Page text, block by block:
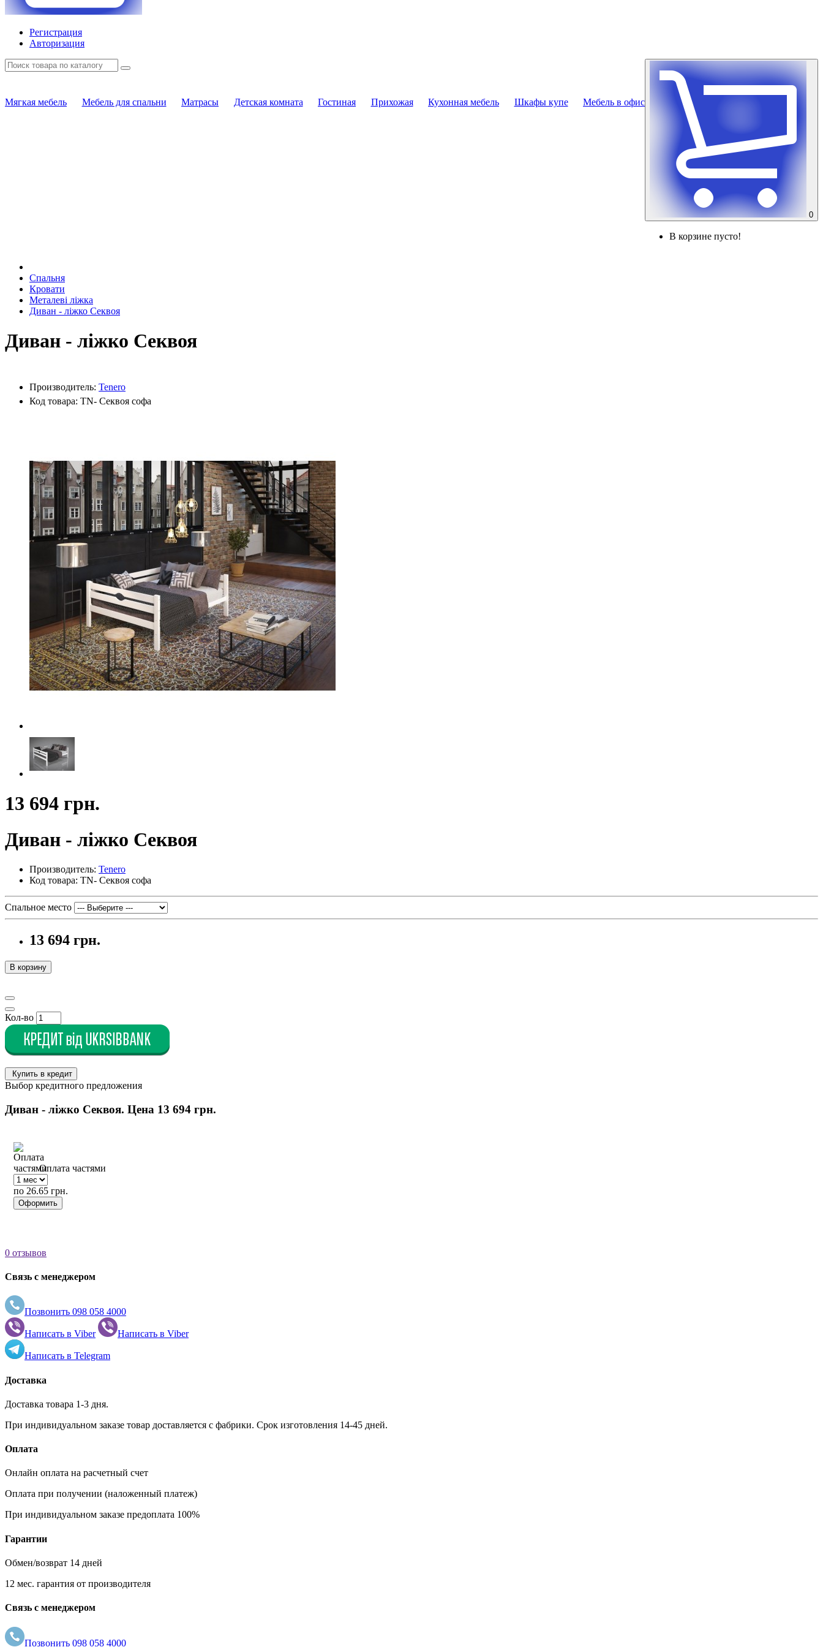
Регистрация
Авторизация
0
В корзине пусто!
Мягкая мебель Мебель для спальни Матрасы Детская комната Гостиная Прихожая Кухонная мебель Шкафы купе Мебель в офис
Спальня
Кровати
Металеві ліжка
Диван - ліжко Секвоя
Диван - ліжко Секвоя
Производитель: Tenero
Код товара: TN- Секвоя софа
13 694 грн.
Диван - ліжко Секвоя
Производитель: Tenero
Код товара: TN- Секвоя софа
Спальное место
13 694 грн.
В корзину
Кол-во
Купить в кредит
Выбор кредитного предложения
Диван - ліжко Секвоя. Цена 13 694 грн.
Оплата частями
по 26.65 грн.
Оформить
0 отзывов
Связь с менеджером
Позвонить 098 058 4000
Написать в Viber Написать в Viber
Написать в Telegram
Доставка
Доставка товара 1-3 дня.
При индивидуальном заказе товар доставляется с фабрики. Срок изготовления 14-45 дней.
Оплата
Онлайн оплата на расчетный счет
Оплата при получении (наложенный платеж)
При индивидуальном заказе предоплата 100%
Гарантии
Обмен/возврат 14 дней
12 мес. гарантия от производителя
Связь с менеджером
Позвонить 098 058 4000